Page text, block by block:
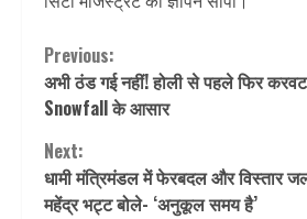
Continue
Reading
Previous:
अभी ठंड गई नहीं! होली से पहले फिर
Snowfall के आसार
Next:
धामी मंत्रिमंडल में फेरबदल और विस्तार
महेंद्र भट्ट बोले- ‘अनुकूल समय है’